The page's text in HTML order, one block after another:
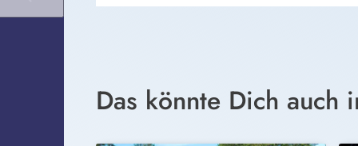
Das könnte Dich auch